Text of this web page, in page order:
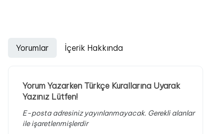
Yorumlar İçerik Hakkında
Yorum Yazarken Türkçe Kurallarına Uyarak
Yazınız Lütfen!
E-posta adresiniz yayınlanmayacak. Gerekli alanlar
ile işaretlenmişlerdir